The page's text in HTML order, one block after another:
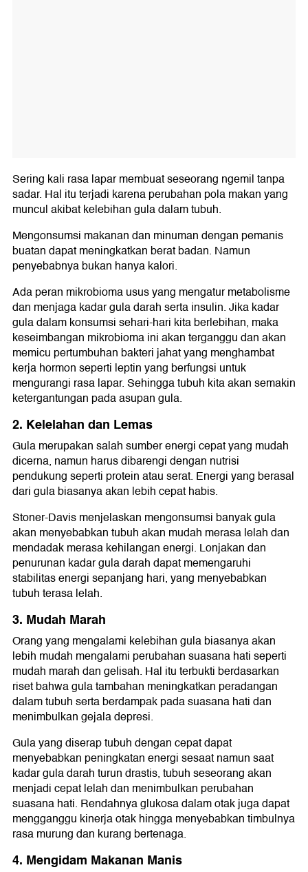
Sering kali rasa lapar membuat seseorang ngemil tanpa
sadar. Hal itu terjadi karena perubahan pola makan yang
muncul akibat kelebihan gula dalam tubuh.
Mengonsumsi makanan dan minuman dengan pemanis
buatan dapat meningkatkan berat badan. Namun
penyebabnya bukan hanya kalori.
Ada peran mikrobioma usus yang mengatur metabolisme
dan menjaga kadar gula darah serta insulin. Jika kadar
gula dalam konsumsi sehari-hari kita berlebihan, maka
keseimbangan mikrobioma ini akan terganggu dan akan
memicu pertumbuhan bakteri jahat yang menghambat
kerja hormon seperti leptin yang berfungsi untuk
mengurangi rasa lapar. Sehingga tubuh kita akan semakin
ketergantungan pada asupan gula.
2. Kelelahan dan Lemas
Gula merupakan salah sumber energi cepat yang mudah
dicerna, namun harus dibarengi dengan nutrisi
pendukung seperti protein atau serat. Energi yang berasal
dari gula biasanya akan lebih cepat habis.
Stoner-Davis menjelaskan mengonsumsi banyak gula
akan menyebabkan tubuh akan mudah merasa lelah dan
mendadak merasa kehilangan energi. Lonjakan dan
penurunan kadar gula darah dapat memengaruhi
stabilitas energi sepanjang hari, yang menyebabkan
tubuh terasa lelah.
3. Mudah Marah
Orang yang mengalami kelebihan gula biasanya akan
lebih mudah mengalami perubahan suasana hati seperti
mudah marah dan gelisah. Hal itu terbukti berdasarkan
riset bahwa gula tambahan meningkatkan peradangan
dalam tubuh serta berdampak pada suasana hati dan
menimbulkan gejala depresi.
Gula yang diserap tubuh dengan cepat dapat
menyebabkan peningkatan energi sesaat namun saat
kadar gula darah turun drastis, tubuh seseorang akan
menjadi cepat lelah dan menimbulkan perubahan
suasana hati. Rendahnya glukosa dalam otak juga dapat
mengganggu kinerja otak hingga menyebabkan timbulnya
rasa murung dan kurang bertenaga.
4. Mengidam Makanan Manis